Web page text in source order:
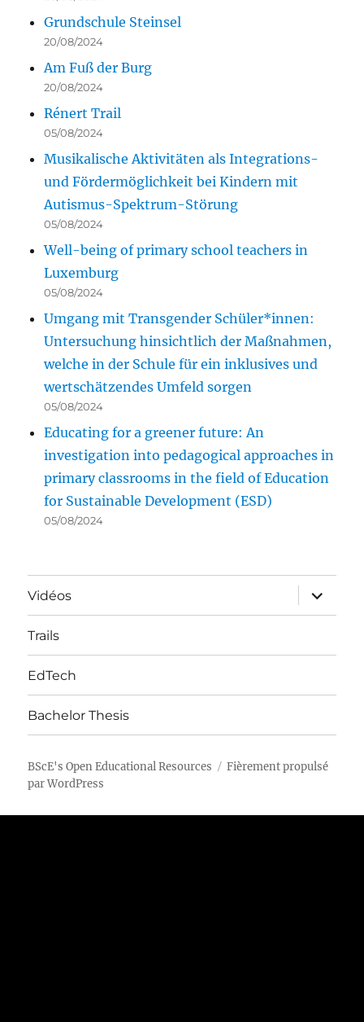
Grundschule Steinsel
20/08/2024
Am Fuß der Burg
20/08/2024
Rénert Trail
05/08/2024
Musikalische Aktivitäten als Integrations-
und Fördermöglichkeit bei Kindern mit
Autismus-Spektrum-Störung
05/08/2024
Well-being of primary school teachers in
Luxemburg
05/08/2024
Umgang mit Transgender Schüler*innen:
Untersuchung hinsichtlich der Maßnahmen,
welche in der Schule für ein inklusives und
wertschätzendes Umfeld sorgen
05/08/2024
Educating for a greener future: An
investigation into pedagogical approaches in
primary classrooms in the field of Education
for Sustainable Development (ESD)
05/08/2024
Vidéos
ouvrir
le
sous-
Trails
EdTech
Bachelor Thesis
BScE's Open Educational Resources
Fièrement propulsé
par WordPress